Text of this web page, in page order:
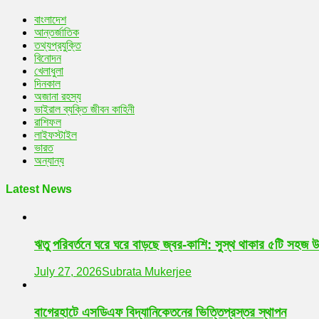
বাংলাদেশ
আন্তর্জাতিক
তথ্যপ্রযুক্তি
বিনোদন
খেলাধুলা
দিনকাল
অজানা রহস্য
ভাইরাল ব্যক্তি জীবন কাহিনী
রাশিফল
লাইফস্টাইল
ভারত
অন্যান্য
Latest News
ঋতু পরিবর্তনে ঘরে ঘরে বাড়ছে জ্বর-কাশি: সুস্থ থাকার ৫টি সহজ
July 27, 2026Subrata Mukerjee
বাগেরহাটে এসডিএফ বিদ্যানিকেতনের ভিত্তিপ্রস্তর স্থাপন